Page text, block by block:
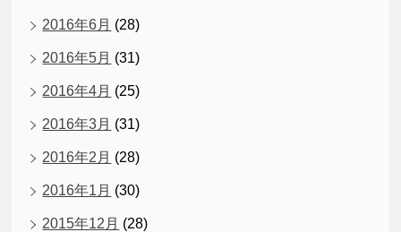
2016年6月 (28)
2016年5月 (31)
2016年4月 (25)
2016年3月 (31)
2016年2月 (28)
2016年1月 (30)
2015年12月 (28)